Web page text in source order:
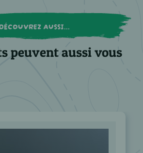
AUSSI...
peuvent aussi vous